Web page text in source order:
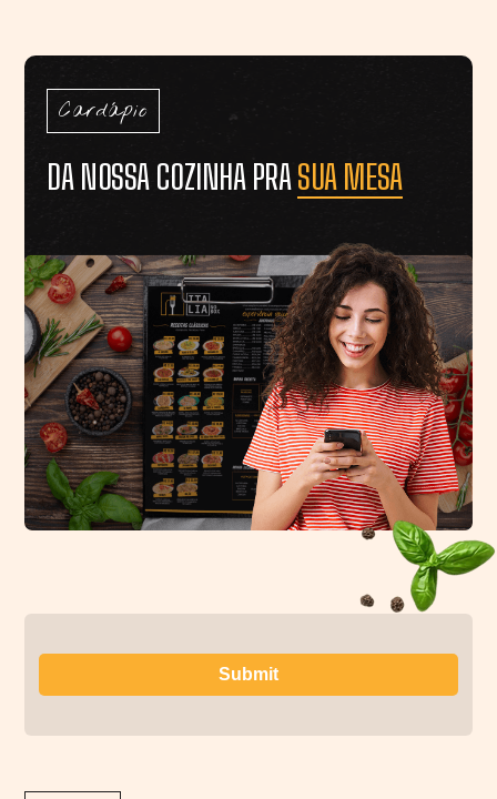
Cardápio
DA NOSSA COZINHA PRASUA MESA